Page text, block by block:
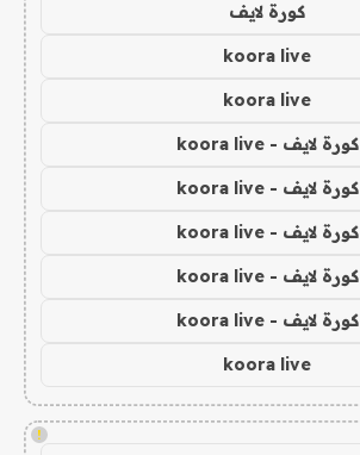
كورة لايف
koora live
koora live
كورة لايف - koora live
كورة لايف - koora live
كورة لايف - koora live
كورة لايف - koora live
كورة لايف - koora live
koora live
!